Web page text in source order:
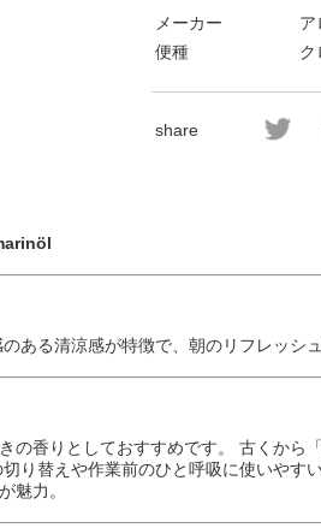
メーカー
ア
便種
ク
share
ある清涼感が特徴で、朝のリフレッシ
の香りとしておすすめです。 古くから
り替えや作業前のひと呼吸に使いやす
魅力。